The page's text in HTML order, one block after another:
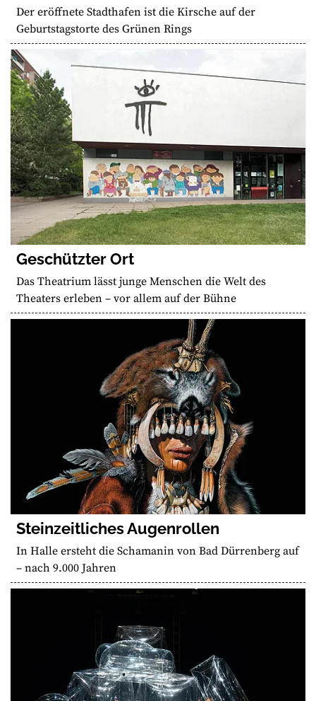
Der eröffnete Stadthafen ist die Kirsche auf der
Geburtstagstorte des Grünen Rings
Geschützter Ort
Das Theatrium lässt junge Menschen die Welt des
Theaters erleben – vor allem auf der Bühne
Steinzeitliches Augenrollen
In Halle ersteht die Schamanin von Bad Dürrenberg auf
– nach 9.000 Jahren